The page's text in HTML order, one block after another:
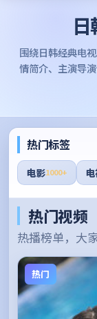
围绕日韩经典电
情简介、主演导
热门标签
电影1000+
热门视频
热播榜单，大
热门